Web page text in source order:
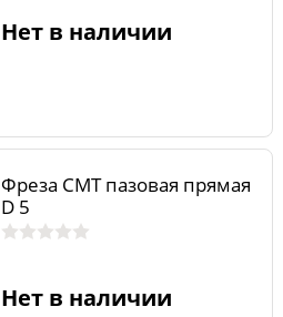
Нет в наличии
Фреза CMT пазовая прямая
D 5
Нет в наличии